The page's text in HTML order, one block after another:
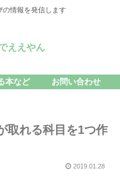
の情報を発信します
ええやん
本など お問い合わせ
取れる科目を1つ作
2019.01.28